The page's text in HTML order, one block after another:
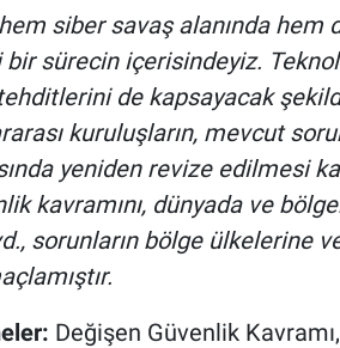
siber savaş alanında hem
sürecin içerisindeyiz.
de kapsayacak
kuruluşların, mevcut
yeniden revize edilmesi
kavramını, dünyada ve
sorunların bölge ülkelerine
Değişen Güvenlik